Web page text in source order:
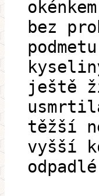
bez
ještě
těžší
vyšší